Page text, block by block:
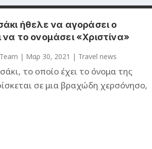
ήθελε να αγοράσει ο
το ονομάσει «Χριστίνα»
| Μαρ 30, 2021 | Travel news
το οποίο έχει το όνομα της
σε μια βραχώδη χερσόνησο,